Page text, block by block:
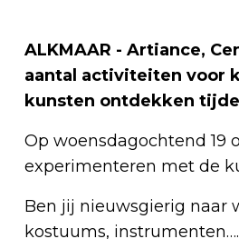
ALKMAAR - Artiance,
aantal activiteiten voor
kunsten ontdekken
Op woensdagochtend 19
experimenteren met de
Ben jij nieuwsgierig naar
kostuums,